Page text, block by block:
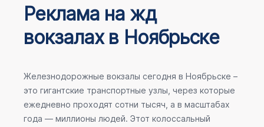
Реклама на жд
вокзалах в Ноябрьске
Железнодорожные вокзалы сегодня в Ноябрьске –
это гигантские транспортные узлы, через которые
ежедневно проходят сотни тысяч, а в масштабах
года — миллионы людей. Этот колоссальный